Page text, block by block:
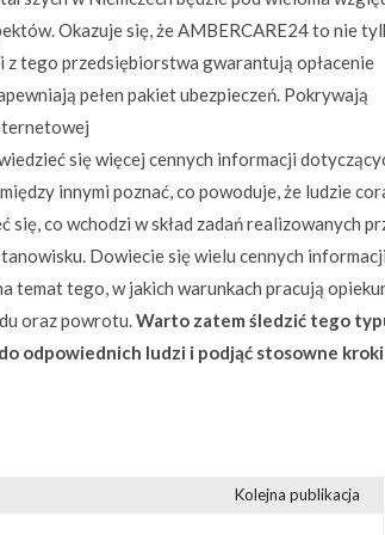
Okazuje się, że AMBERCARE24 to nie
z tego przedsiębiorstwa gwarantują opłacenie
pełen pakiet ubezpieczeń. Pokrywają
się więcej cennych informacji
innymi poznać, co powoduje, że ludzie
co wchodzi w skład zadań realizowanych
Dowiecie się wielu cennych informacji
temat tego, w jakich warunkach pracują
oraz powrotu.Warto zatem śledzić tego
odpowiednich ludzi i podjąć stosowne
Kolejna publikacja